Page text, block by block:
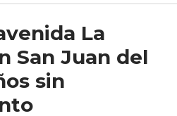
La
San Juan del
sin